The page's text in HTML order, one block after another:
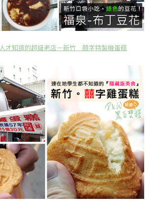
才知道的超級老店－新竹 囍字特製機蛋糕